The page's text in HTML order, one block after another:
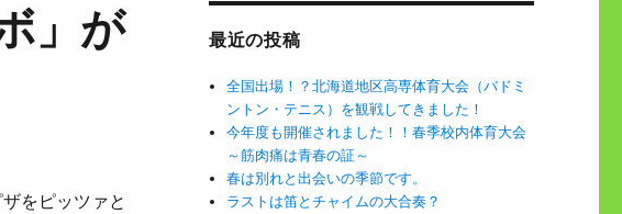
」が
をピッツァと
最近の投稿
全国出場！？北海道地区高専体育大会（バドミ
ントン・テニス）を観戦してきました！
今年度も開催されました！！春季校内体育大会
～筋肉痛は青春の証～
春は別れと出会いの季節です。
ラストは笛とチャイムの大合奏？